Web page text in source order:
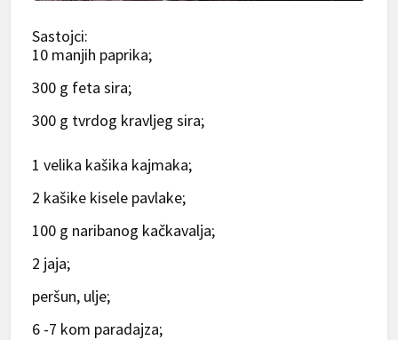
Sastojci:
10 manjih paprika;
300 g feta sira;
300 g tvrdog kravljeg sira;
1 velika kašika kajmaka;
2 kašike kisele pavlake;
100 g naribanog kačkavalja;
2 jaja;
peršun, ulje;
6 -7 kom paradajza;